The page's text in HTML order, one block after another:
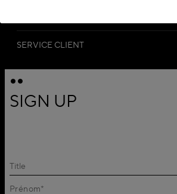
SERVICE CLIENT
SIGN UP
Title